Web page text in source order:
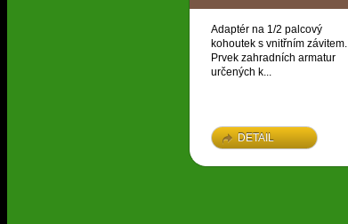
Adaptér na 1/2 palcový
kohoutek s vnitřním závitem.
Prvek zahradních armatur
určených k...
DETAIL